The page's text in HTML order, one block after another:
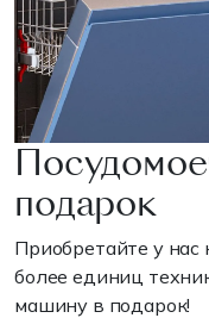
подарок
Приобретайте у
более единиц
машину в подарок!